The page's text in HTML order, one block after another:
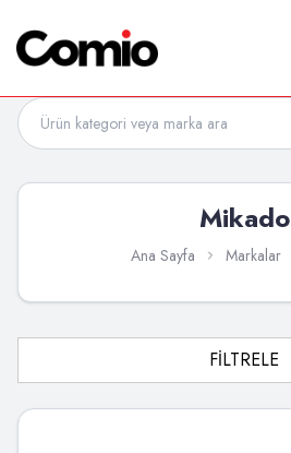
Mikado
Ana Sayfa Markalar
FİLTRELE